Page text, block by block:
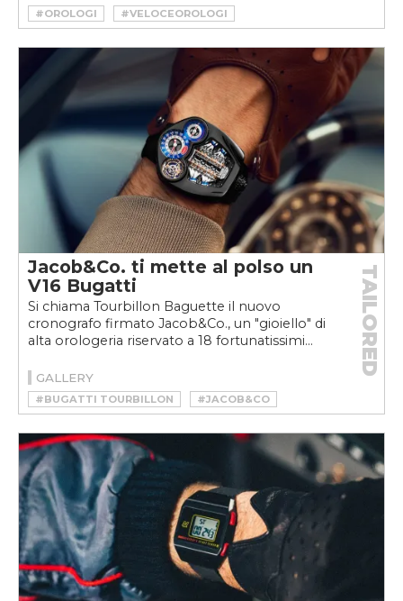
#OROLOGI #VELOCEOROLOGI
Jacob&Co. ti mette al polso un
V16 Bugatti
Si chiama Tourbillon Baguette il nuovo
cronografo firmato Jacob&Co., un "gioiello" di
alta orologeria riservato a 18 fortunatissimi...
TAILORED
GALLERY
#BUGATTI TOURBILLON
#JACOB&CO
#JACOB&CO TOURBILLON BAGUETTE